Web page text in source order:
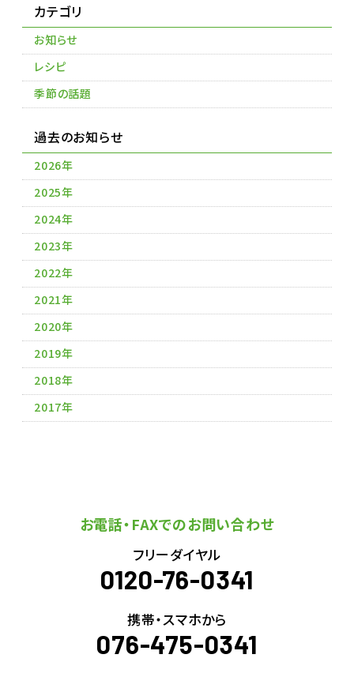
カテゴリ
お知らせ
レシピ
季節の話題
過去のお知らせ
2026年
2025年
2024年
2023年
2022年
2021年
2020年
2019年
2018年
2017年
お電話・FAXでのお問い合わせ
フリーダイヤル
0120-76-0341
携帯・スマホから
076-475-0341